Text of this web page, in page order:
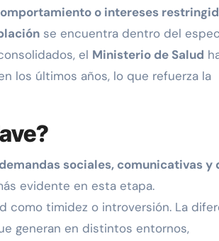
o intereses
se encuentra dentro del
el Ministerio de Salud
los últimos años, lo que refuerza la
demandas sociales, comunicativas y
evidente en esta etapa.
como timidez o introversión. La
generan en distintos entornos,